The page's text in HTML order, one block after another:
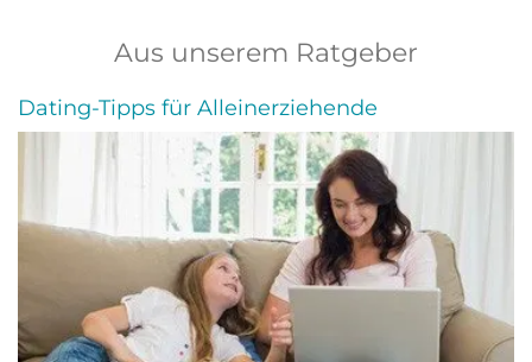
Aus unserem Ratgeber
Dating-Tipps für Alleinerziehende